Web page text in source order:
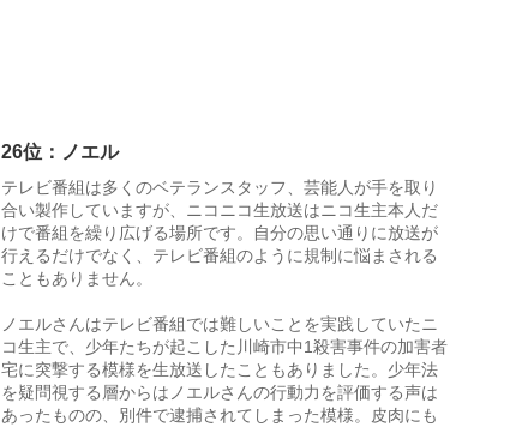
26位：ノエル
テレビ番組は多くのベテランスタッフ、芸能人が手を取り
合い製作していますが、ニコニコ生放送はニコ生主本人だ
けで番組を繰り広げる場所です。自分の思い通りに放送が
行えるだけでなく、テレビ番組のように規制に悩まされる
こともありません。
ノエルさんはテレビ番組では難しいことを実践していたニ
コ生主で、少年たちが起こした川崎市中1殺害事件の加害者
宅に突撃する模様を生放送したこともありました。少年法
を疑問視する層からはノエルさんの行動力を評価する声は
あったものの、別件で逮捕されてしまった模様。皮肉にも